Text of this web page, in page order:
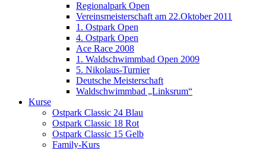
Regionalpark Open
Vereinsmeisterschaft am 22.Oktober 2011
1. Ostpark Open
4. Ostpark Open
Ace Race 2008
1. Waldschwimmbad Open 2009
5. Nikolaus-Turnier
Deutsche Meisterschaft
Waldschwimmbad „Linksrum“
Kurse
Ostpark Classic 24 Blau
Ostpark Classic 18 Rot
Ostpark Classic 15 Gelb
Family-Kurs